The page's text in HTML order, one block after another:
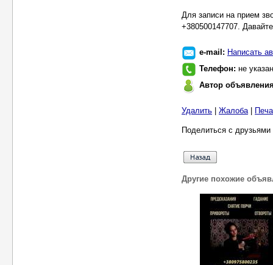
Для записи на прием
+380500147707.
e-mail: Написать
Телефон: не указан
Автор
Удалить Жалоба|
Поделиться с
Другие похожие